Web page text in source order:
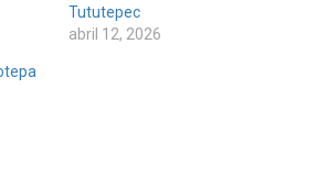
Tututepec
abril 12, 2026